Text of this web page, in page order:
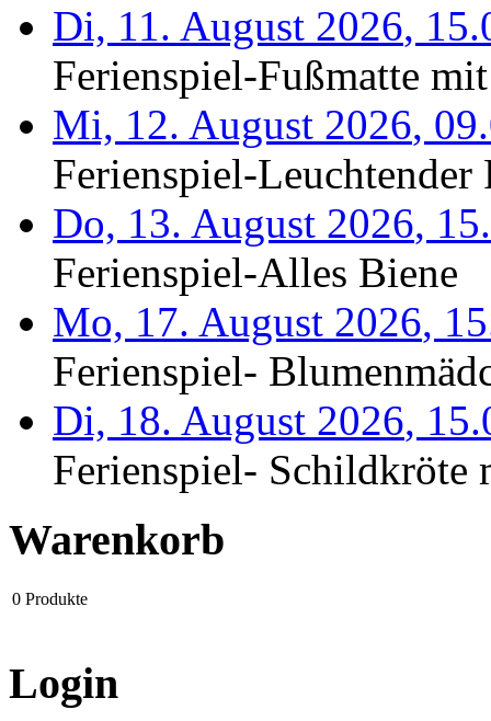
Di, 11. August 2026,
Ferienspiel-Fußmatte
Mi, 12. August 2026,
Ferienspiel-Leuchtender
Do, 13. August 2026,
Ferienspiel-Alles Biene
Mo, 17. August 2026,
Ferienspiel-
Di, 18. August 2026,
Ferienspiel- Schildkröte
Warenkorb
0 Produkte
Login